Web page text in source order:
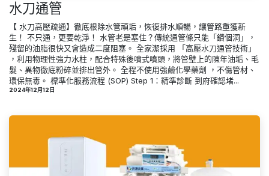
水刀通管
【 水刀高壓疏通】徹底根除水管頑垢，恢復排水順暢，讓管路重獲新
生！ 不只通，更要乾淨！ 水管老是塞住？傳統通管條只能「鑽個洞」，
殘留的油脂很快又會造成二度阻塞。 全家潔採用 「高壓水刀通管技術」
，利用物理性強力水柱，配合特殊後噴式噴頭，將管壁上的陳年油垢、毛
髮、異物徹底粉碎並排出管外。 全程不使用強鹼化學藥劑 ，不傷管材、
環保無毒。 標準化服務流程 (SOP) Step 1：精準診斷 到府確認堵...
2024年12月12日